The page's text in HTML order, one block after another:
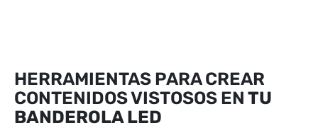
HERRAMIENTAS PARA CREAR
CONTENIDOS VISTOSOS EN TU
BANDEROLA LED